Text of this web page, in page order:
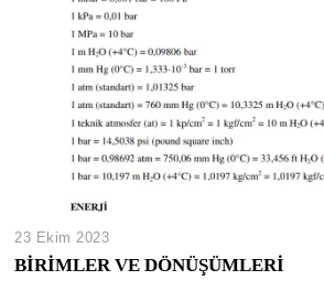
23 Ekim 2023
BİRİMLER VE DÖNÜŞÜMLERİ